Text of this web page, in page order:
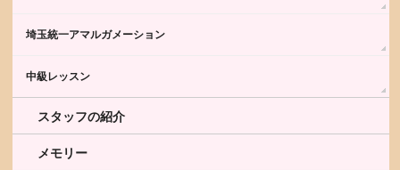
埼玉統一アマルガメーション
中級レッスン
スタッフの紹介
メモリー